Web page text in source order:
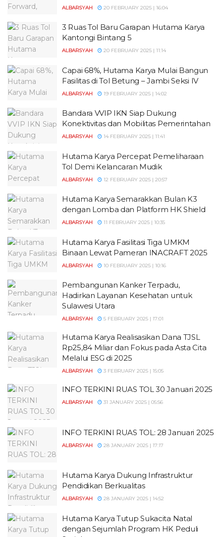
ALBARSYAH 20 FEBRUARY 2025 | 16:04
3 Ruas Tol Baru Garapan Hutama Karya
Kantongi Bintang 5
ALBARSYAH 20 FEBRUARY 2025 | 11:14
Capai 68%, Hutama Karya Mulai Bangun
Fasilitas di Tol Betung – Jambi Seksi IV
ALBARSYAH 19 FEBRUARY 2025 | 14:02
Bandara VVIP IKN Siap Dukung
Konektivitas dan Mobilitas Pemerintahan
ALBARSYAH 14 FEBRUARY 2025 | 11:41
Hutama Karya Percepat Pemeliharaan
Tol Demi Kelancaran Mudik
ALBARSYAH 12 FEBRUARY 2025 | 20:57
Hutama Karya Semarakkan Bulan K3
dengan Lomba dan Platform HK Shield
ALBARSYAH 11 FEBRUARY 2025 | 10:35
Hutama Karya Fasilitasi Tiga UMKM
Binaan Lewat Pameran INACRAFT 2025
ALBARSYAH 10 FEBRUARY 2025 | 10:16
Pembangunan Kanker Terpadu,
Hadirkan Layanan Kesehatan untuk
Sulawesi Utara
ALBARSYAH 5 FEBRUARY 2025 | 17:01
Hutama Karya Realisasikan Dana TJSL
Rp25,84 Miliar dan Fokus pada Asta Cita
Melalui ESG di 2025
ALBARSYAH 3 FEBRUARY 2025 | 15:05
INFO TERKINI RUAS TOL 30 Januari 2025
ALBARSYAH 31 JANUARY 2025 | 05:56
INFO TERKINI RUAS TOL: 28 Januari 2025
ALBARSYAH 28 JANUARY 2025 | 17:17
Hutama Karya Dukung Infrastruktur
Pendidikan Berkualitas
ALBARSYAH 28 JANUARY 2025 | 14:52
Hutama Karya Tutup Sukacita Natal
dengan Sejumlah Program HK Peduli